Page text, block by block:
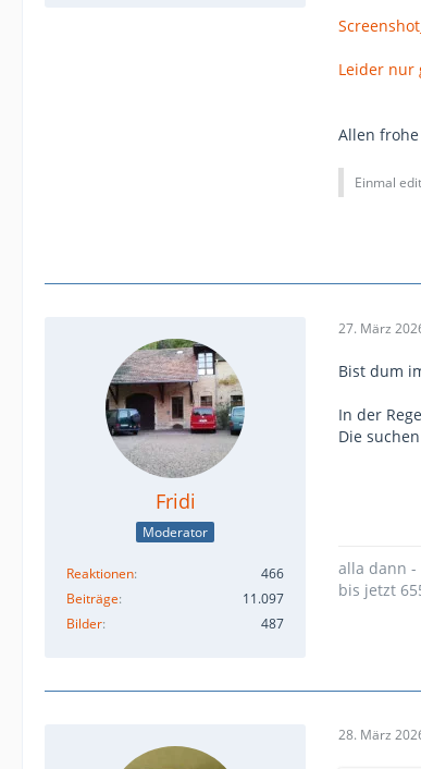
Leider nur
Allen
Einmal
Fridi
Moderator
Reaktionen
466
Beiträge
11.097
Bilder
487
27. März
Bist dum
In der
Die
alla dann -
bis jetzt
28. März